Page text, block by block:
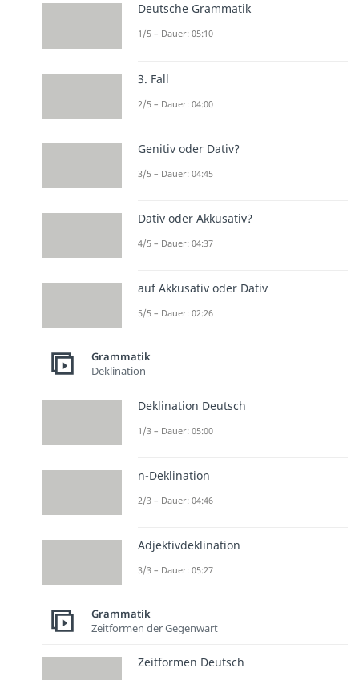
Deutsche Grammatik
1/5 – Dauer: 05:10
3. Fall
2/5 – Dauer: 04:00
Genitiv oder Dativ?
3/5 – Dauer: 04:45
Dativ oder Akkusativ?
4/5 – Dauer: 04:37
auf Akkusativ oder Dativ
5/5 – Dauer: 02:26
Grammatik
Deklination
Deklination Deutsch
1/3 – Dauer: 05:00
n-Deklination
2/3 – Dauer: 04:46
Adjektivdeklination
3/3 – Dauer: 05:27
Grammatik
Zeitformen der Gegenwart
Zeitformen Deutsch